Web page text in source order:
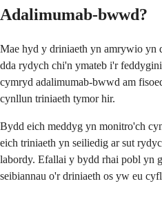
Adalimumab-bwwd?
Mae hyd y driniaeth yn amrywio yn
dda rydych chi'n ymateb i'r
cymryd adalimumab-bwwd am
cynllun triniaeth tymor hir.
Bydd eich meddyg yn monitro'ch
eich triniaeth yn seiliedig ar sut
labordy. Efallai y bydd rhai pobl yn
seibiannau o'r driniaeth os yw eu